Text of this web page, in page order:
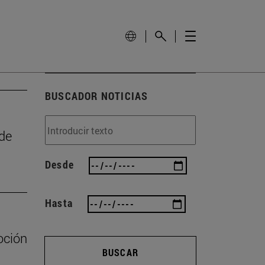
BUSCADOR NOTICIAS
Desde
Hasta
BUSCAR